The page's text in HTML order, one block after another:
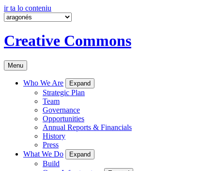
ir ta lo conteniu
Creative Commons
Menu
Who We Are Expand
Strategic Plan
Team
Governance
Opportunities
Annual Reports & Financials
History
Press
What We Do
Expand
Build